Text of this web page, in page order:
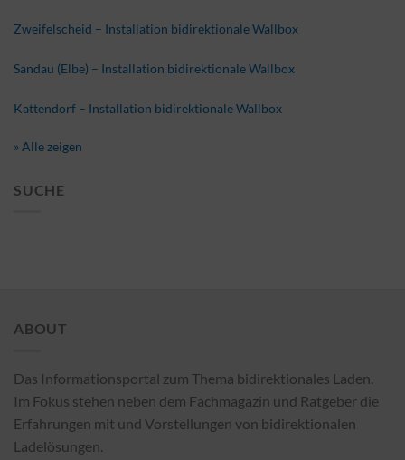
Zweifelscheid – Installation bidirektionale Wallbox
Sandau (Elbe) – Installation bidirektionale Wallbox
Kattendorf – Installation bidirektionale Wallbox
» Alle zeigen
SUCHE
ABOUT
Das Informationsportal zum Thema bidirektionales Laden.
Im Fokus stehen neben dem Fachmagazin und Ratgeber die
Erfahrungen mit und Vorstellungen von bidirektionalen
Ladelösungen.